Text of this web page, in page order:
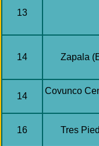
13
14 Zapala
14
Covunco
16 Tres